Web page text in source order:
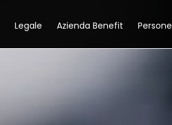
Legale Azienda Benefit Persone